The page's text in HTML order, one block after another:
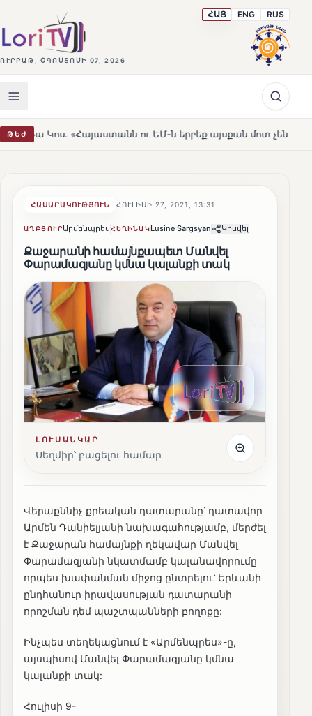
ՈՒՐԲԱԹ, ՕԳՈՍՏՈՍԻ 07, 2026
ՀԱՅ ENG RUS
ԹԵԺ ու ԵՄ-ն երբեք այսքան մոտ չեն եղել» HOT
ՀԱՍԱՐԱԿՈՒԹՅՈՒՆ ՀՈՒԼԻՍԻ 27, 2021, 13:31
ԱՂԲՅՈՒՐԱրմենպրեսՀԵՂԻՆԱԿLusine Sargsyan Կիսվել
Քաջարանի համայնքապետ Մանվել
Փարամազյանը կմնա կալանքի տակ
ԼՈՒՍԱՆԿԱՐ
Սեղմիր՝ բացելու համար
Վերաքննիչ քրեական դատարանը՝ դատավոր
Արմեն Դանիելյանի նախագահությամբ, մերժել
է Քաջարան համայնքի ղեկավար Մանվել
Փարամազյանի նկատմամբ կալանավորումը
որպես խափանման միջոց ընտրելու՝ Երևանի
ընդհանուր իրավասության դատարանի
որոշման դեմ պաշտպանների բողոքը:
Ինչպես տեղեկացնում է «Արմենպրես»-ը,
այսպիսով Մանվել Փարամազյանը կմնա
կալանքի տակ:
Հուլիսի 9-